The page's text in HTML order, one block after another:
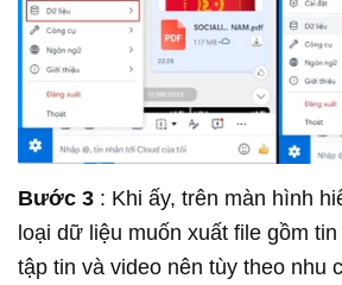
Bước 3 : Khi ấy, trên màn hình
loại dữ liệu muốn xuất file gồm
tập tin và video nên tùy theo nhu